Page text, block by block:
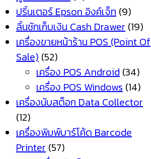
ปริ้นเตอร์ Epson อิงค์เจ็ท (9)
ลิ้นชักเก็บเงิน Cash Drawer (19)
เครื่องขายหน้าร้าน POS (Point Of
Sale) (52)
เครื่อง POS Android (34)
เครื่อง POS Windows (14)
เครื่องนับสต็อก Data Collector
(12)
เครื่องพิมพ์บาร์โค้ด Barcode
Printer (57)